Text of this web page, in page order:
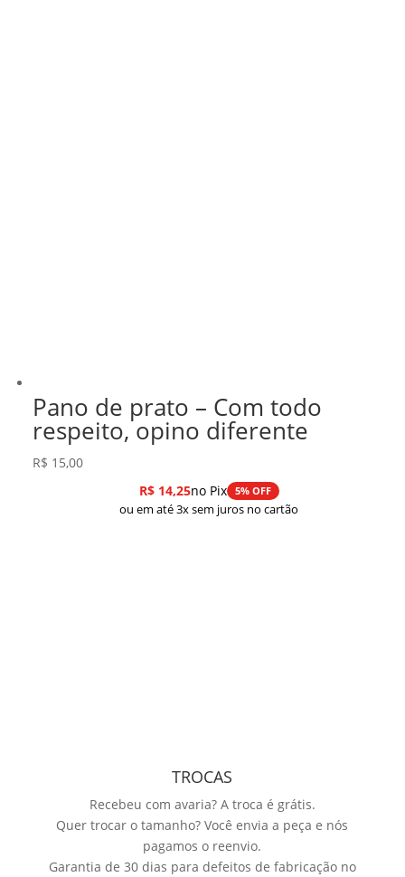
Pano de prato – Com todo
respeito, opino diferente
R$ 15,00
R$14,25no Pix 5% OFF
ou em até 3x sem juros no cartão
TROCAS
Recebeu com avaria? A troca é grátis.
Quer trocar o tamanho? Você envia a peça e nós
pagamos o reenvio.
Garantia de 30 dias para defeitos de fabricação no